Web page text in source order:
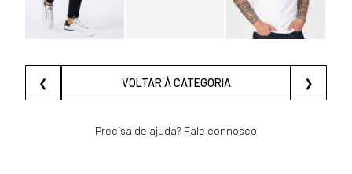
❮ VOLTAR À CATEGORIA ❯
Precisa de ajuda? Fale connosco